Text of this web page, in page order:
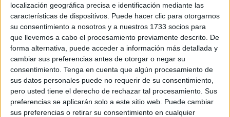
localización geográfica precisa e identificación mediante las
características de dispositivos. Puede hacer clic para otorgarnos
su consentimiento a nosotros y a nuestros 1733 socios para
que llevemos a cabo el procesamiento previamente descrito. De
forma alternativa, puede acceder a información más detallada y
cambiar sus preferencias antes de otorgar o negar su
consentimiento. Tenga en cuenta que algún procesamiento de
sus datos personales puede no requerir de su consentimiento,
pero usted tiene el derecho de rechazar tal procesamiento. Sus
preferencias se aplicarán solo a este sitio web. Puede cambiar
sus preferencias o retirar su consentimiento en cualquier